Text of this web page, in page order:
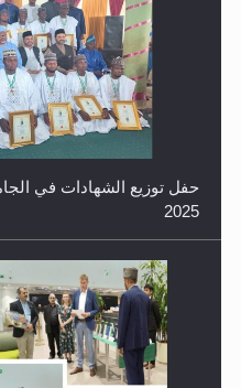
حفل توزيع الشهادات في
2025